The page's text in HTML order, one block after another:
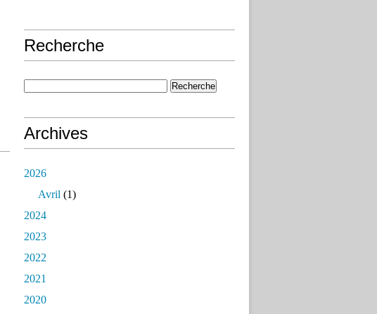
Recherche
Archives
2026
Avril (1)
2024
2023
2022
2021
2020